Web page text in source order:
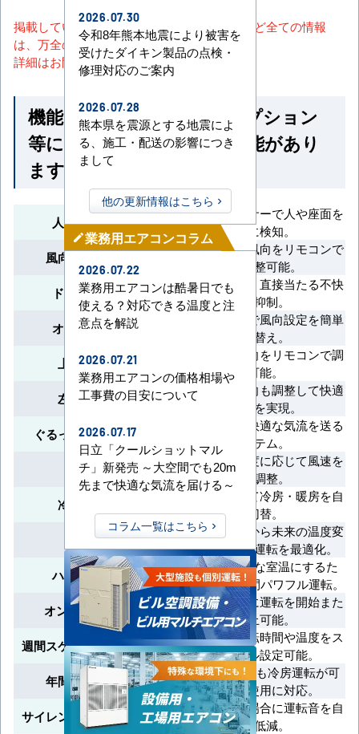
掲載しているスペック・セット内容・画像など全ての情報
は、万全の保証をいたしかねます。
詳細はお問い合わせください。
機能一覧 ※馬力・型番・オプション
等によって付いていない機能があり
ます
人感ムーブアイ
360°回転センサーで人や座面を
正確に検知。
風向独立自在設定
吹出口ごとに風向をリモコンで
個別調整可能。
ドラフトセーブ
風速を軽減し、直接当たる不快
感を抑制。
オートスイング
リモコン操作で風向設定を簡単
切り替え。
上下風向切換
上下方向の風向をリモコンで調
整可能。
左右風向切換
左右方向の風向も調整して快適
な空間を実現。
ぐるっとスマート気流
360°全方位に快適な気流を送る
システム。
風速自動
室温や設定温度に応じて風速を
自動調整。
冷暖自動運転
室温に合わせて冷房・暖房を自
動切替。
先読み運転
室温や外気温から未来の温度変
化を予測し、運転を最適化。
ハイパワー運転
短時間で快適な室温にするた
め、最大30分間パワフル運転。
オン/オフタイマー
指定した時間に運転を開始また
は停止可能。
週間スケジュールタイマー
曜日ごとの運転時間や温度をス
ケジュール設定可能。
年間冷房運転対応
外気温-15℃でも冷房運転が可
能で通年使用に対応。
サイレント制御（冷房時）
外気温が低い場合に運転音を自
動で低減。
2026.07.30
令和8年熊本地震により被害を
受けたダイキン製品の点検・
修理対応のご案内
2026.07.28
熊本県を震源とする地震によ
る、施工・配送の影響につき
まして
他の更新情報はこちら
mode_edit業務用エアコンコラム
2026.07.22
業務用エアコンは酷暑日でも
使える？対応できる温度と注
意点を解説
2026.07.21
業務用エアコンの価格相場や
工事費の目安について
2026.07.17
日立「クールショットマル
チ」新発売 ～大空間でも20m
先まで快適な気流を届ける～
コラム一覧はこちら